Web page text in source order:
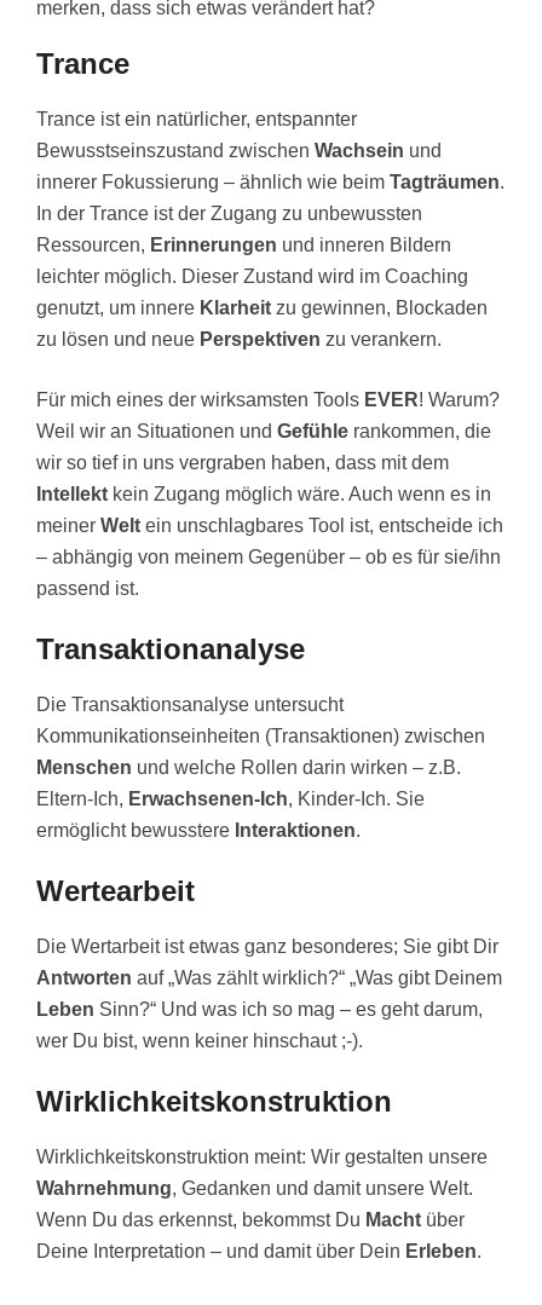
merken, dass sich etwas verändert hat?
Trance
Trance ist ein natürlicher, entspannter
Bewusstseinszustand zwischen Wachsein und
innerer Fokussierung – ähnlich wie beim Tagträumen.
In der Trance ist der Zugang zu unbewussten
Ressourcen, Erinnerungen und inneren Bildern
leichter möglich. Dieser Zustand wird im Coaching
genutzt, um innere Klarheit zu gewinnen, Blockaden
zu lösen und neue Perspektiven zu verankern.
Für mich eines der wirksamsten Tools EVER! Warum?
Weil wir an Situationen und Gefühle rankommen, die
wir so tief in uns vergraben haben, dass mit dem
Intellekt kein Zugang möglich wäre. Auch wenn es in
meiner Welt ein unschlagbares Tool ist, entscheide ich
– abhängig von meinem Gegenüber – ob es für sie/ihn
passend ist.
Transaktionanalyse
Die Transaktionsanalyse untersucht
Kommunikationseinheiten (Transaktionen) zwischen
Menschen und welche Rollen darin wirken – z.B.
Eltern-Ich, Erwachsenen-Ich, Kinder-Ich. Sie
ermöglicht bewusstere Interaktionen.
Wertearbeit
Die Wertarbeit ist etwas ganz besonderes; Sie gibt Dir
Antworten auf „Was zählt wirklich?“ „Was gibt Deinem
Leben Sinn?“ Und was ich so mag – es geht darum,
wer Du bist, wenn keiner hinschaut ;-).
Wirklichkeitskonstruktion
Wirklichkeitskonstruktion meint: Wir gestalten unsere
Wahrnehmung, Gedanken und damit unsere Welt.
Wenn Du das erkennst, bekommst Du Macht über
Deine Interpretation – und damit über Dein Erleben.